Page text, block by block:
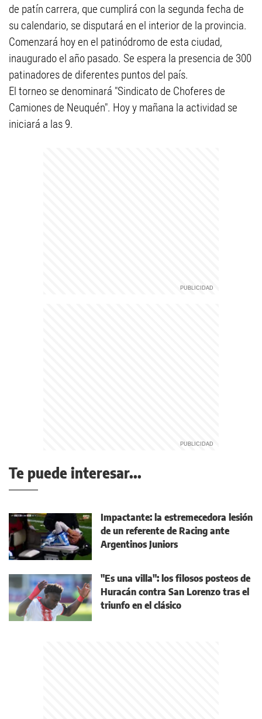
de patín carrera, que cumplirá con la segunda fecha de
su calendario, se disputará en el interior de la provincia.
Comenzará hoy en el patinódromo de esta ciudad,
inaugurado el año pasado. Se espera la presencia de 300
patinadores de diferentes puntos del país.
El torneo se denominará "Sindicato de Choferes de
Camiones de Neuquén". Hoy y mañana la actividad se
iniciará a las 9.
Te puede interesar...
Impactante: la estremecedora lesión
de un referente de Racing ante
Argentinos Juniors
"Es una villa": los filosos posteos de
Huracán contra San Lorenzo tras el
triunfo en el clásico